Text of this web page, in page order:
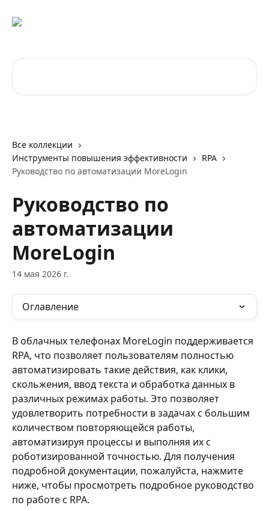
Все коллекции
Инструменты повышения эффективности
RPA
Руководство по автоматизации MoreLogin
Руководство по
автоматизации
MoreLogin
14 мая 2026 г.
Оглавление
В облачных телефонах MoreLogin поддерживается
RPA, что позволяет пользователям полностью
автоматизировать такие действия, как клики,
скольжения, ввод текста и обработка данных в
различных режимах работы. Это позволяет
удовлетворить потребности в задачах с большим
количеством повторяющейся работы,
автоматизируя процессы и выполняя их с
роботизированной точностью. Для получения
подробной документации, пожалуйста, нажмите
ниже, чтобы просмотреть подробное руководство
по работе с RPA.